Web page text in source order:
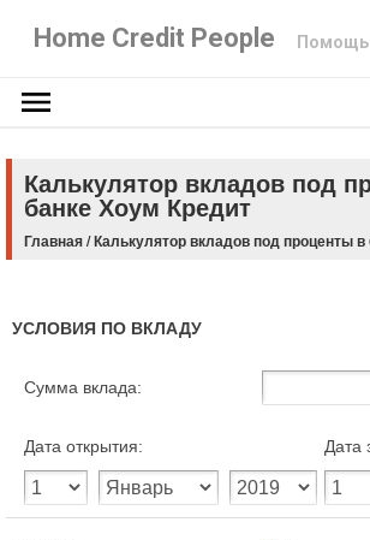
Home Credit People Помощь
Калькулятор вкладов под
банке Хоум Кредит
Главная/Калькулятор вкладов под проценты
УСЛОВИЯ ПО ВКЛАДУ
Сумма вклада:
Дата открытия: Дата